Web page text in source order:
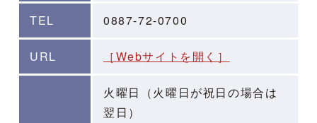
TEL 0887-72-0700
URL ［Webサイトを開く］
火曜日（火曜日が祝日の場合は
翌日）